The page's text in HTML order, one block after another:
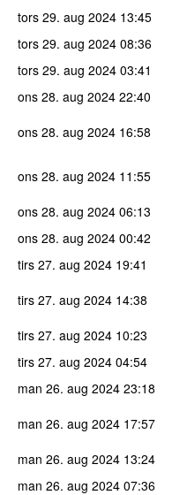
tors 29. aug 2024 13:45
tors 29. aug 2024 08:36
tors 29. aug 2024 03:41
ons 28. aug 2024 22:40
ons 28. aug 2024 16:58
ons 28. aug 2024 11:55
ons 28. aug 2024 06:13
ons 28. aug 2024 00:42
tirs 27. aug 2024 19:41
tirs 27. aug 2024 14:38
tirs 27. aug 2024 10:23
tirs 27. aug 2024 04:54
man 26. aug 2024 23:18
man 26. aug 2024 17:57
man 26. aug 2024 13:24
man 26. aug 2024 07:36